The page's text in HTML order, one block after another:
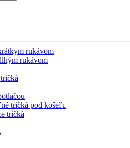
rukávom
rukávom
tričká pod košeľu
tričká